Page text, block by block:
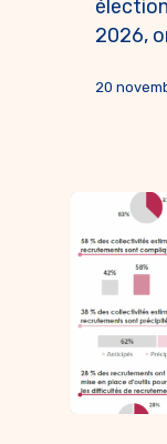
2026,
20